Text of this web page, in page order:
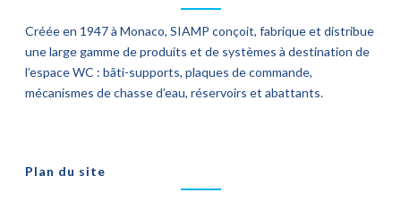
Créée en 1947 à Monaco, SIAMP conçoit, fabrique et distribue
une large gamme de produits et de systèmes à destination de
l’espace WC : bâti-supports, plaques de commande,
mécanismes de chasse d’eau, réservoirs et abattants.
Plan du site